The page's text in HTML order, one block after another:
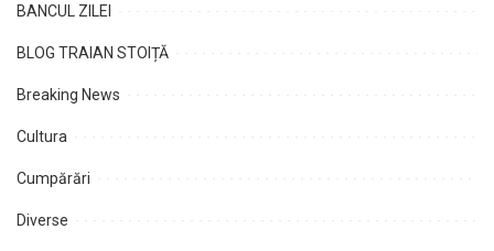
BANCUL ZILEI
BLOG TRAIAN STOIȚĂ
Breaking News
Cultura
Cumpărări
Diverse